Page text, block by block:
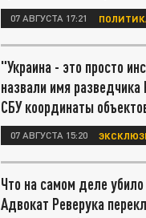
07 АВГУСТА 17:21
"Украина - это просто
назвали имя
СБУ координаты
07 АВГУСТА 15:20
Что на самом деле
Адвокат Реверука